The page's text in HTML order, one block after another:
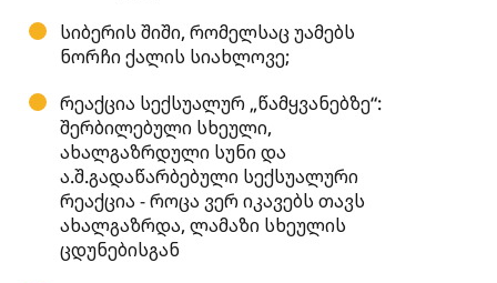
სიბერის შიში, რომელსაც უამებს
ნორჩი ქალის სიახლოვე;
რეაქცია სექსუალურ „წამყვანებზე“:
შერბილებული სხეული,
ახალგაზრდული სუნი და
ა.შ.გადაწარბებული სექსუალური
რეაქცია - როცა ვერ იკავებს თავს
ახალგაზრდა, ლამაზი სხეულის
ცდუნებისგან